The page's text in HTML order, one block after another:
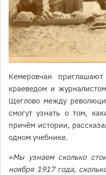
Кемеровчан
краеведом и
Щеглово между
смогут узнать о том,
причём истории,
одном учебнике.
«Мы узнаем сколько
ноября 1917 года,